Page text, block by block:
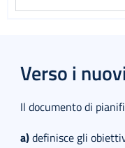
Verso i
Il documento di
a)definisce gli